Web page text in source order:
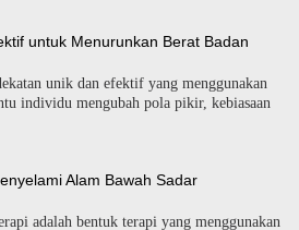
untuk Menurunkan Berat Badan
unik dan efektif yang menggunakan
individu mengubah pola pikir, kebiasaan
Alam Bawah Sadar
adalah bentuk terapi yang menggunakan